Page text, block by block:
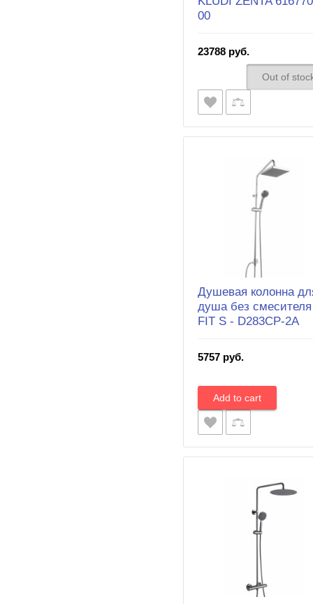
00
23788 руб.
Out of
Душевая колонна
душа без смесителя
FIT S - D283CP-2A
5757 руб.